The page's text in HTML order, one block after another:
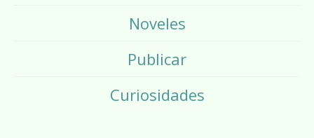
Noveles
Publicar
Curiosidades